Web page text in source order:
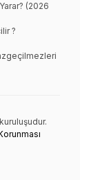
(2026
?
kuruluşudur.